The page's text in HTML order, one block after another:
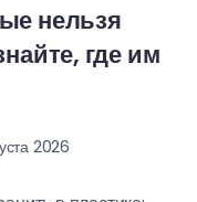
нельзя
где им
2026